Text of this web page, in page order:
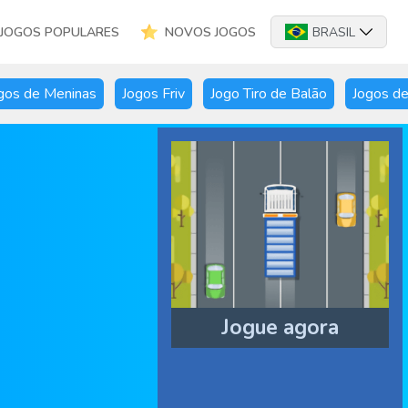
JOGOS POPULARES NOVOS JOGOS BRASIL
de Meninas Jogos Friv Jogo Tiro de Balão Jogos
Jogue agora